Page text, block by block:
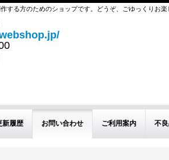
する方のためのショップです。どうぞ、ごゆっくりお楽
新履歴 お問い合わせ ご利用案内 不